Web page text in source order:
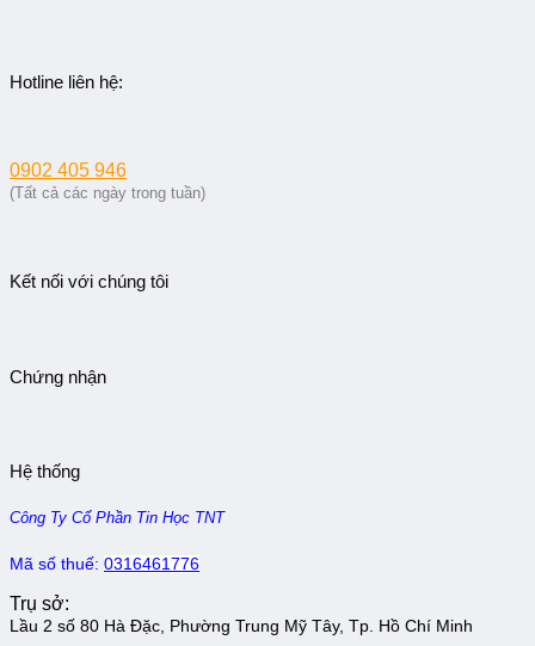
Hotline liên hệ:
0902 405 946
(Tất cả các ngày trong tuần)
Kết nối với chúng tôi
Chứng nhận
Hệ thống
Công Ty Cổ Phần Tin Học TNT
Mã số thuế: 0316461776
Trụ sở:
Lầu 2 số 80 Hà Đặc, Phường Trung Mỹ Tây, Tp. Hồ Chí Minh